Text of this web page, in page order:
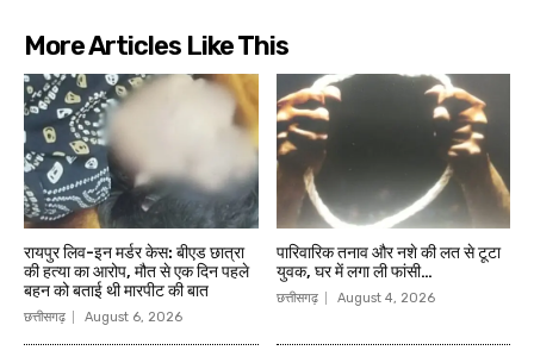
More Articles Like This
रायपुर लिव-इन मर्डर केस: बीएड छात्रा
की हत्या का आरोप, मौत से एक दिन पहले
बहन को बताई थी मारपीट की बात
छत्तीसगढ़ August 6, 2026
पारिवारिक तनाव और नशे की लत से टूटा
युवक, घर में लगा ली फांसी…
छत्तीसगढ़ August 4, 2026